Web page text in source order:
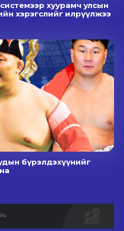
хуурамч улсын
хэрэгслийг илрүүлжээ
бүрэлдэхүүнийг